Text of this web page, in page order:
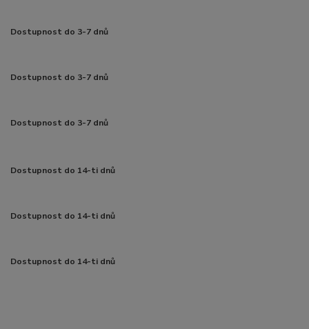
Dostupnost do 3-7 dnů
Dostupnost do 3-7 dnů
Dostupnost do 3-7 dnů
Dostupnost do 14-ti dnů
Dostupnost do 14-ti dnů
Dostupnost do 14-ti dnů